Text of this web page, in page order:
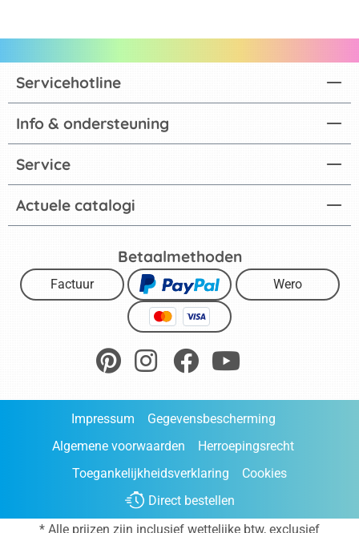
Actuele catalogi
Servicehotline
Info & ondersteuning
Service
Betaalmethoden
Factuur Wero
Impressum
Gegevensbescherming
Algemene voorwaarden
Herroepingsrecht
Toegankelijkheidsverklaring
Cookies
Direct bestellen
* Alle prijzen zijn inclusief wettelijke btw, exclusief